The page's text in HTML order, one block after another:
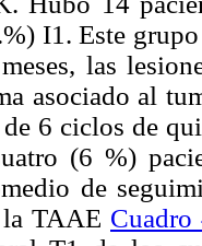
I1. Este
las
asociado al
6 ciclos de
(6 %)
de
TAAE Cuadro